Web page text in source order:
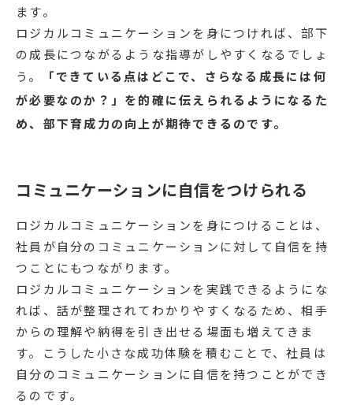
ます。
ロジカルコミュニケーションを身につければ、部下
の成長につながるような指導がしやすくなるでしょ
う。
「できている点はどこで、さらなる成長には何
が必要なのか？」を的確に伝えられるようになるた
め、部下育成力の向上が期待できるのです。
コミュニケーションに自信をつけられる
ロジカルコミュニケーションを身につけることは、
社員が自分のコミュニケーションに対して自信を持
つことにもつながります。
ロジカルコミュニケーションを実践できるようにな
れば、話が整理されてわかりやすくなるため、相手
からの理解や納得を引き出せる場面も増えてきま
す。こうした小さな成功体験を積むことで、社員は
自分のコミュニケーションに自信を持つことができ
るのです。